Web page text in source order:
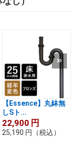
【Essence】丸鉢無
しSト...
22,900 円
25,190 円 （税込）